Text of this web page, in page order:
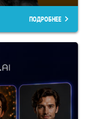
ПОДРОБНЕЕ